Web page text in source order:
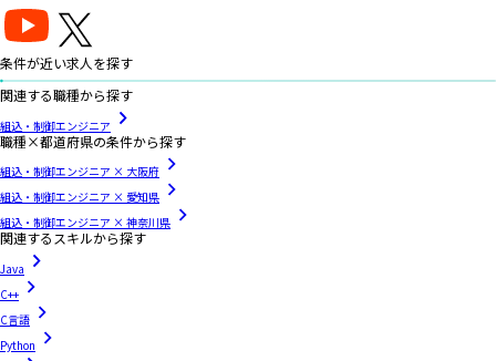
条件が近い求人を探す
関連する職種から探す
組込・制御エンジニア
職種×都道府県の条件から探す
組込・制御エンジニア × 大阪府
組込・制御エンジニア × 愛知県
組込・制御エンジニア × 神奈川県
関連するスキルから探す
Java
C++
C言語
Python